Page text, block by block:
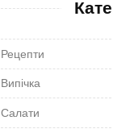
Рецепти
Випічка
Салати